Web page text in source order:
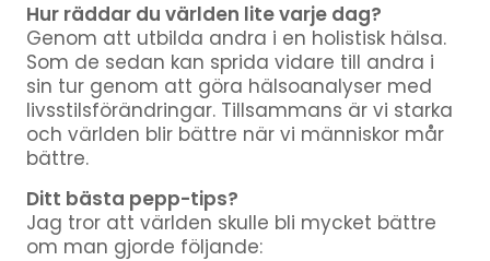
Hur räddar du världen lite varje dag?
Genom att utbilda andra i en holistisk hälsa.
Som de sedan kan sprida vidare till andra i
sin tur genom att göra hälsoanalyser med
livsstilsförändringar. Tillsammans är vi starka
och världen blir bättre när vi människor mår
bättre.
Ditt bästa pepp-tips?
Jag tror att världen skulle bli mycket bättre
om man gjorde följande: